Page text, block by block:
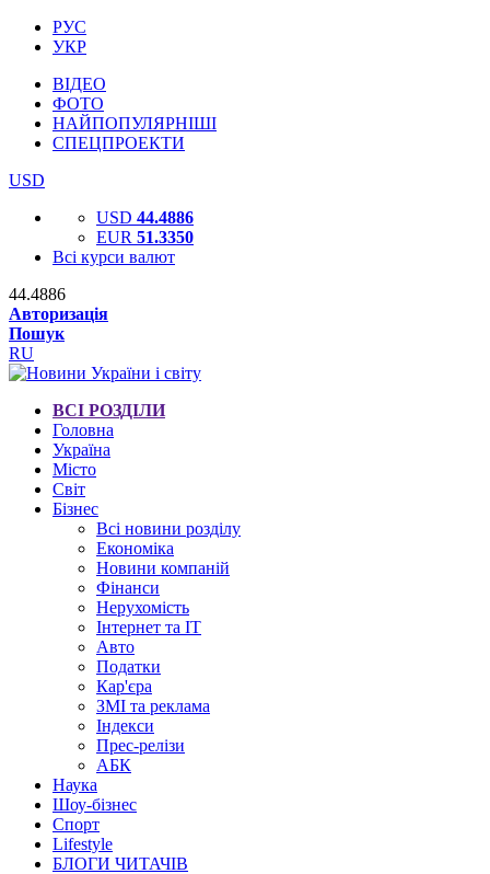
РУС
УКР
ВІДЕО
ФОТО
НАЙПОПУЛЯРНІШІ
СПЕЦПРОЕКТИ
USD
USD 44.4886
EUR 51.3350
Всі курси валют
44.4886
Авторизація
Пошук
RU
ВСІ РОЗДІЛИ
Головна
Україна
Місто
Світ
Бізнес
Всі новини розділу
Економіка
Новини компаній
Фінанси
Нерухомість
Інтернет та IT
Авто
Податки
Кар'єра
ЗМІ та реклама
Індекси
Прес-релізи
АБК
Наука
Шоу-бізнес
Спорт
Lifestyle
БЛОГИ ЧИТАЧІВ